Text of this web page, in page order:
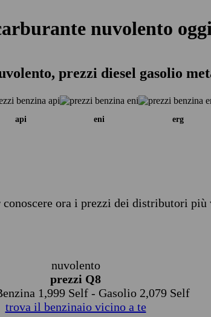
nuvolento
prezzi diesel gasolio
api eni erg
conoscere ora i prezzi dei distributori più
nuvolento
prezzi Q8
1,999 Self - Gasolio 2,079 Self
trova il benzinaio vicino a te